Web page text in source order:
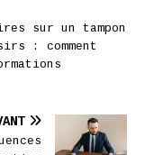
sur un tampon
: comment